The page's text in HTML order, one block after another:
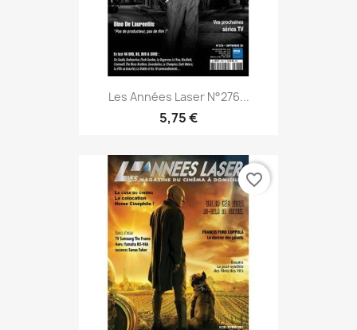
Les Années Laser N°276...
5,75 €
favorite_border